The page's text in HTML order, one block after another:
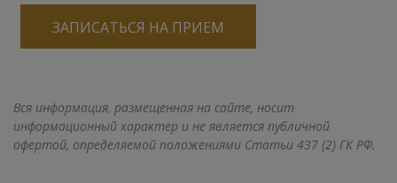
ЗАПИСАТЬСЯ НА ПРИЕМ
Вся информация, размещенная на сайте, носит
информационный характер и не является публичной
офертой, определяемой положениями Статьи 437 (2) ГК РФ.